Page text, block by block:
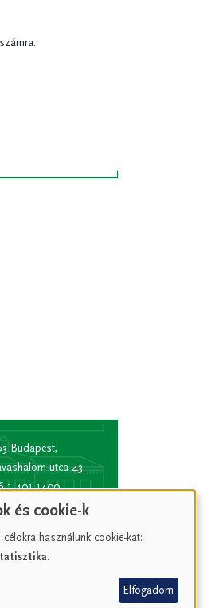
Budapest,
utca 43.
1 401 1400
[kukac]bp16.hu
kapu rövid
XVIPOLG
és cookie-k
használunk cookie-kat:
.
Elfogadom